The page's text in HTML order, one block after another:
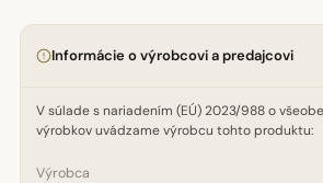
Informácie o výrobcovi a predajcovi
V súlade s nariadením (EÚ) 2023/988 o
výrobkov uvádzame výrobcu tohto produktu:
Výrobca